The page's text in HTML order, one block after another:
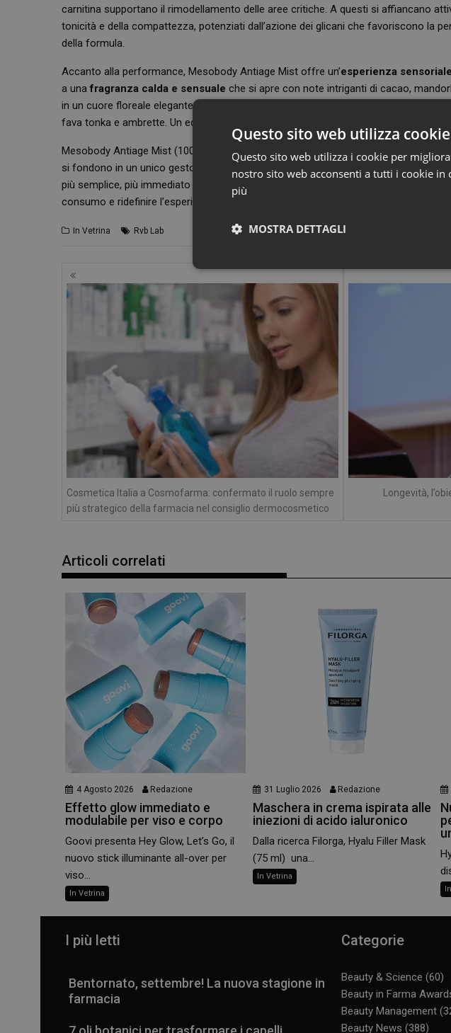
carnitina supportano il rimodellamento delle aree critiche. A questi si affiancano
tonicità e della compattezza, potenziati dall’azione dei glicani che favoriscono la
della formula.
Accanto alla performance, Mesobody Antiage Mist offre un’esperienza
a unafragranza calda e sensuale che si apre con note intriganti di cacao,
in un cuore floreale elegante e avvolgente e si chiude su un fondo intenso e
fava tonka e ambrette. Un equilibrio olfattivo che trasforma ogni applicazione in un
Mesobody Antiage Mist (100 ml) rappresenta una nuova visione del body care, in
si fondono in un unico gesto. È la risposta a una domanda precisa del mercato,
più semplice, più immediato e al tempo stesso altamente efficace, capace di
consumo e ridefinire l’esperienza quotidiana della cura del corpo.
In Vetrina Rvb Lab
Navigazione
articoli
Cosmetica Italia a Cosmofarma: confermato il ruolo sempre
più strategico della farmacia nel consiglio dermocosmetico
Longevità,
Articoli correlati
4 Agosto 2026 Redazione
Effetto glow immediato e
modulabile per viso e corpo
Goovi presenta Hey Glow, Let’s Go, il
nuovo stick illuminante all-over per
viso...
In Vetrina
31 Luglio 2026 Redazione
Maschera in crema ispirata alle
iniezioni di acido ialuronico
Dalla ricerca Filorga, Hyalu Filler Mask
(75 ml) una...
In Vetrina
I più letti
Bentornato, settembre! La nuova stagione in
farmacia
Categorie
Beauty & Science (60)
Beauty in Farma
Beauty Management
Beauty News (388)
Questo sito web utilizza cookie
Questo sito web utilizza i cookie per
nostro sito web acconsenti a tutti i cookie
più
MOSTRA DETTAGLI
I cookie necessari contribuiscono a rendere fruibile il
e l'accesso alle aree protette del sito. Il sito web non è
NOME
FORNITORE/DOMINIO
.www.panoramacosmetico.it
.panoramacosmetico.it
CookieScriptConsent
CookieScript
www.panoramacosmetico.it